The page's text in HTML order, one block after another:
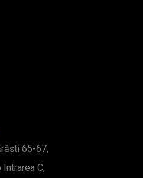
65-67,
C,